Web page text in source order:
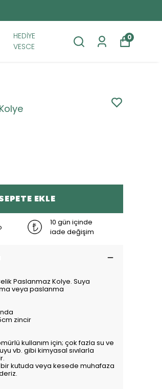
HEDİYE
VESCE
0
EKLE
10 gün içinde
iade değişim
Paslanmaz Kolye. Suya
veya paslanma
zincir
kullanım için; çok fazla su ve
vb. gibi kimyasal sıvılarla
bir kutuda veya kesede muhafaza